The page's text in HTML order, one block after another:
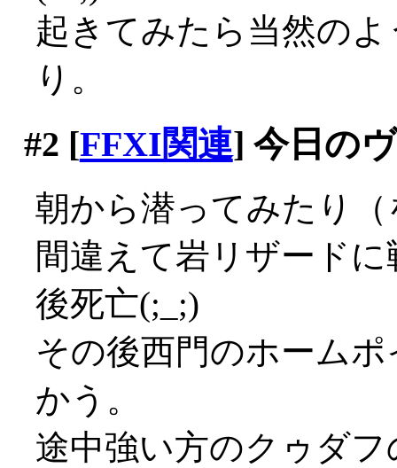
起きてみたら当然の
り。
#2 [FFXI関連] 今日の
朝から潜ってみたり（
間違えて岩リザード
後死亡(;_;)
その後西門のホーム
かう。
途中強い方のクゥダ